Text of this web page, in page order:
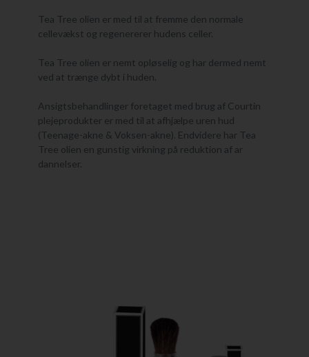
Tea Tree olien er med til at fremme den normale
cellevækst og regenererer hudens celler.
Tea Tree olien er nemt opløselig og har dermed nemt
ved at trænge dybt i huden.
Ansigtsbehandlinger foretaget med brug af Courtin
plejeprodukter er med til at afhjælpe uren hud
(Teenage-akne & Voksen-akne). Endvidere har Tea
Tree olien en gunstig virkning på reduktion af ar
dannelser.